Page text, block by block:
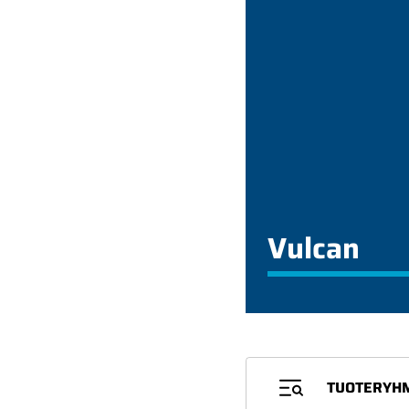
Vulcan